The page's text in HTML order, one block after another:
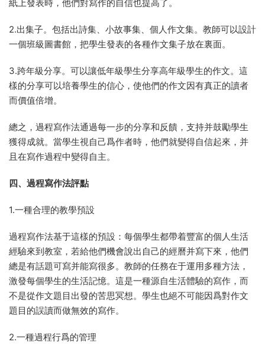
紙上發表時，他們對寫作的自信也提高了。
2.出集子。包括出詩集、小故事集、個人作文集。教師可以設計
一個班級圖書館，把學生發表的各種作文集子放在裏面。
3.跨年級分享。可以讓低年級學生分享高年級學生的作文。這
樣的分享可以培養學生的信心，使他們的作文因有真正的讀者
而價值倍增。
總之，過程寫作法通過每一步的分享和反饋，支持并鼓勵學生
獲得成就。當學生視自己爲作者時，他們就變得自信起來，并
且在寫作過程中變得自主。
四、過程寫作法評點
1.一種合理的教學預設
過程寫作法基于這樣的預設：每個學生都帶着豐富的個人生活
經驗來到教室，若給他們機會說出自己的經曆并寫下來，他們
總是有話題可寫并能寫很多。教師的任務在于運用多種方法，
激發每個學生的生活記憶。這是一種源自生活體驗的寫作，而
不是從作文題目出發的苦思冥想。學生也絕不可能因爲對作文
題目的誤讀而做無效的寫作。
2.一種過程行爲的管理